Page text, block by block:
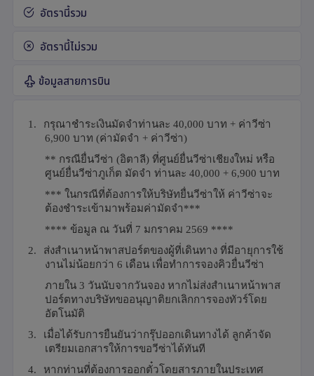
อัตรานี้รวม
อัตรานี้ไม่รวม
ข้อมูลสายการบิน
1. กรุณาชำระเงินมัดจำท่านละ 40,000 บาท + ค่าวีซ่า
6,900 บาท (ค่ามัดจำ + ค่าวีซ่า)
** กรณียื่นวีซ่า (อิตาลี) ที่ศูนย์ยื่นวีซ่าเชียงใหม่ หรือ
ศูนย์ยื่นวีซ่าภูเก็ต มัดจำ ท่านละ 40,000 + 6,900 บาท
*** ในกรณีที่ต้องการให้บริษัทยื่นวีซ่าให้ ค่าวีซ่าจะ
ต้องชำระเข้ามาพร้อมค่ามัดจำ***
**** ข้อมูล ณ วันที่ 7 มกราคม 2569 ****
2.
ส่งสำเนาหน้าพาสปอร์ตของผู้ที่เดินทาง ที่มีอายุการใช้
งานไม่น้อยกว่า 6 เดือน เพื่อทำการจองคิวยื่นวีซ่า
ภายใน 3 วันนับจากวันจอง หากไม่ส่งสำเนาหน้าพาส
ปอร์ตทางบริษัทขออนุญาติยกเลิกการจองทัวร์โดย
อัตโนมัติ
3.
เมื่อได้รับการยืนยันว่ากรุ๊ปออกเดินทางได้ ลูกค้าจัด
เตรียมเอกสารให้การขอวีซ่าได้ทันที
4.
หากท่านที่ต้องการออกตั๋วโดยสารภายในประเทศ